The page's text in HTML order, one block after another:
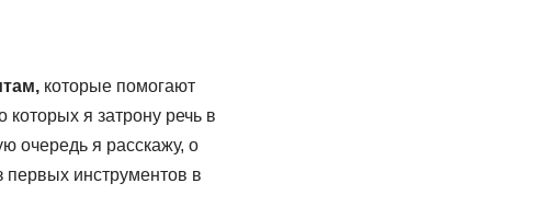
которые помогают
я затрону речь в
очередь я расскажу, о
первых инструментов в